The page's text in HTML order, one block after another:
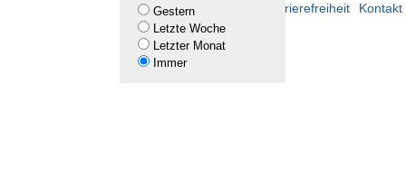
Gestern
Letzte Woche
Letzter Monat
Immer
Barrierefreiheit Kontakt